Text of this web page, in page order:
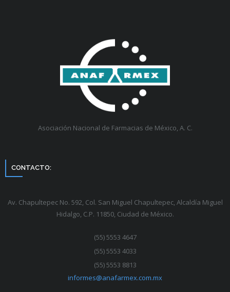
Asociación Nacional de Farmacias de México, A. C.
CONTACTO:
Av. Chapultepec No. 592, Col. San Miguel Chapultepec, Alcaldía Miguel
Hidalgo, C.P. 11850, Ciudad de México.
(55) 5553 4647
(55) 5553 4033
(55) 5553 8813
informes@anafarmex.com.mx